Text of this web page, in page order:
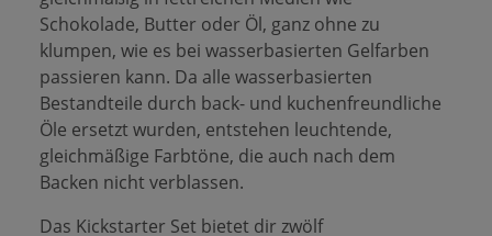
Schokolade, Butter oder Öl, ganz ohne zu
klumpen, wie es bei wasserbasierten Gelfarben
passieren kann. Da alle wasserbasierten
Bestandteile durch back- und kuchenfreundliche
Öle ersetzt wurden, entstehen leuchtende,
gleichmäßige Farbtöne, die auch nach dem
Backen nicht verblassen.
Das Kickstarter Set bietet dir zwölf